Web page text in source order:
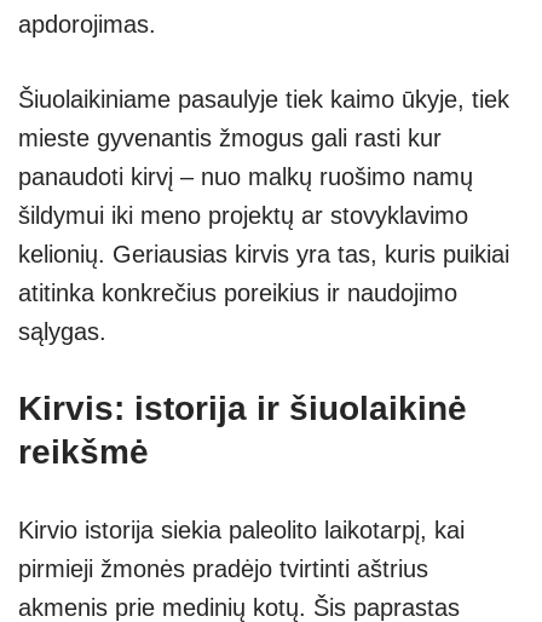
apdorojimas.
Šiuolaikiniame pasaulyje tiek kaimo ūkyje, tiek
mieste gyvenantis žmogus gali rasti kur
panaudoti kirvį – nuo malkų ruošimo namų
šildymui iki meno projektų ar stovyklavimo
kelionių. Geriausias kirvis yra tas, kuris puikiai
atitinka konkrečius poreikius ir naudojimo
sąlygas.
Kirvis: istorija ir šiuolaikinė
reikšmė
Kirvio istorija siekia paleolito laikotarpį, kai
pirmieji žmonės pradėjo tvirtinti aštrius
akmenis prie medinių kotų. Šis paprastas